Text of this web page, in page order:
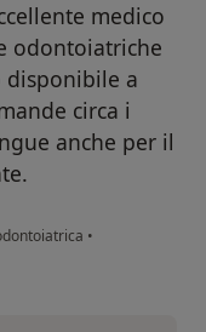
medico
odontoiatriche
disponibile a
circa i
anche per il
•
eliminato